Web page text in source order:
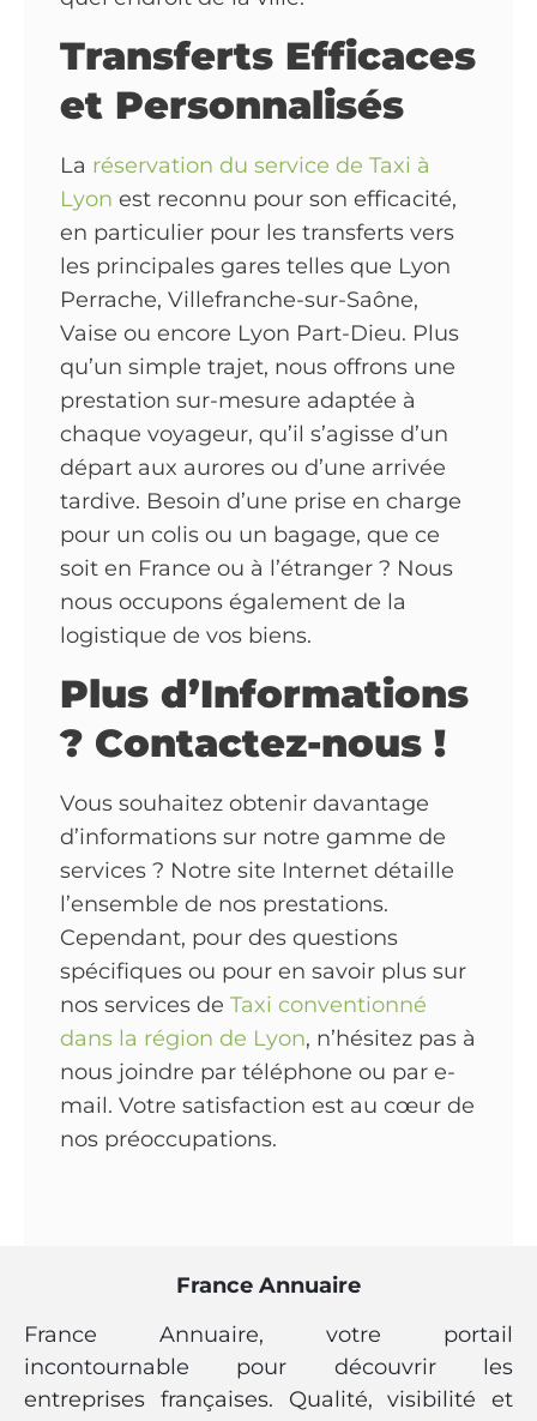
Transferts Efficaces
et Personnalisés
La réservation du service de Taxi à
Lyon est reconnu pour son efficacité,
en particulier pour les transferts vers
les principales gares telles que Lyon
Perrache, Villefranche-sur-Saône,
Vaise ou encore Lyon Part-Dieu. Plus
qu’un simple trajet, nous offrons une
prestation sur-mesure adaptée à
chaque voyageur, qu’il s’agisse d’un
départ aux aurores ou d’une arrivée
tardive. Besoin d’une prise en charge
pour un colis ou un bagage, que ce
soit en France ou à l’étranger ? Nous
nous occupons également de la
logistique de vos biens.
Plus d’Informations
? Contactez-nous !
Vous souhaitez obtenir davantage
d’informations sur notre gamme de
services ? Notre site Internet détaille
l’ensemble de nos prestations.
Cependant, pour des questions
spécifiques ou pour en savoir plus sur
nos services de Taxi conventionné
dans la région de Lyon, n’hésitez pas à
nous joindre par téléphone ou par e-
mail. Votre satisfaction est au cœur de
nos préoccupations.
France Annuaire
France Annuaire, votre portail
incontournable pour découvrir les
entreprises françaises. Qualité, visibilité et